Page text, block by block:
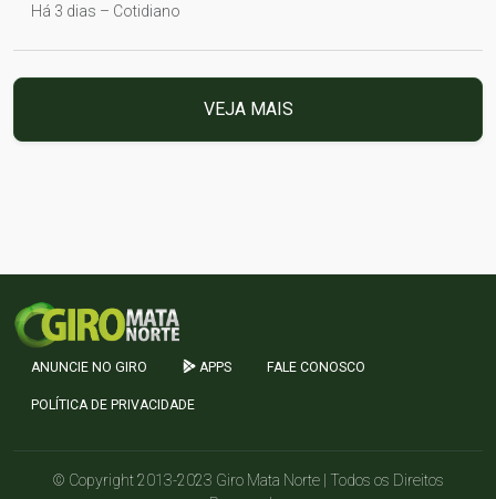
Há 3 dias – Cotidiano
VEJA MAIS
ANUNCIE NO GIRO APPS FALE CONOSCO
POLÍTICA DE PRIVACIDADE
© Copyright 2013-2023 Giro Mata Norte | Todos os Direitos